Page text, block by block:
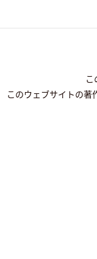
このウェブサイトの